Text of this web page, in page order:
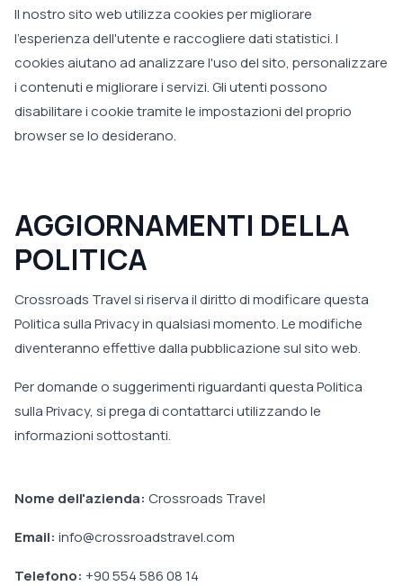
Il nostro sito web utilizza cookies per migliorare
l'esperienza dell'utente e raccogliere dati statistici. I
cookies aiutano ad analizzare l'uso del sito, personalizzare
i contenuti e migliorare i servizi. Gli utenti possono
disabilitare i cookie tramite le impostazioni del proprio
browser se lo desiderano.
AGGIORNAMENTI DELLA
POLITICA
Crossroads Travel si riserva il diritto di modificare questa
Politica sulla Privacy in qualsiasi momento. Le modifiche
diventeranno effettive dalla pubblicazione sul sito web.
Per domande o suggerimenti riguardanti questa Politica
sulla Privacy, si prega di contattarci utilizzando le
informazioni sottostanti.
Nome dell'azienda: Crossroads Travel
Email: info@crossroadstravel.com
Telefono: +90 554 586 08 14